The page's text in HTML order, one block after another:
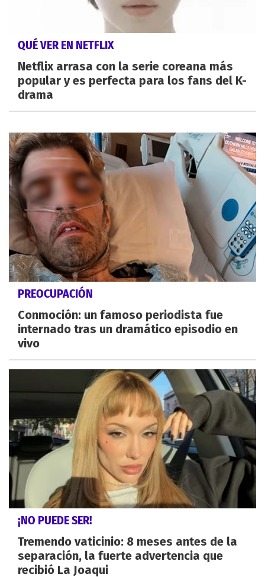
QUÉ VER EN NETFLIX
Netflix arrasa con la serie coreana más
popular y es perfecta para los fans del K-
drama
PREOCUPACIÓN
Conmoción: un famoso periodista fue
internado tras un dramático episodio en
vivo
¡NO PUEDE SER!
Tremendo vaticinio: 8 meses antes de la
separación, la fuerte advertencia que
recibió La Joaqui